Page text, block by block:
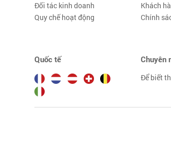
Đối tác kinh doanh
Quy chế hoạt động
Khách
Chính
Quốc tế Chuyên
Để biết